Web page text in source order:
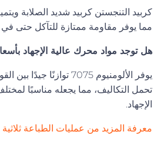
كربيد التنجستن كربيد شديد الصلابة
مما يوفر مقاومة ممتازة للتآكل حتى
هل توجد مواد محرك عالية الإجهاد
يوفر الألومنيوم 7075 توازنًا
تحمل التكاليف، مما يجعله مناسبًا
الإجهاد.
معرفة المزيد من عمليات الطباعة ثلاثية